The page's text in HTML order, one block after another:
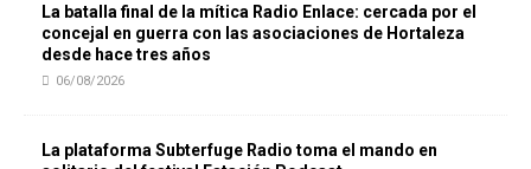
La batalla final de la mítica Radio Enlace: cercada por el
concejal en guerra con las asociaciones de Hortaleza
desde hace tres años
06/08/2026
La plataforma Subterfuge Radio toma el mando en